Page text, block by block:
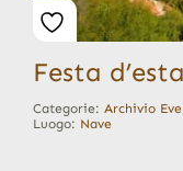
Festa
Categorie: Archivio
Luogo: Nave